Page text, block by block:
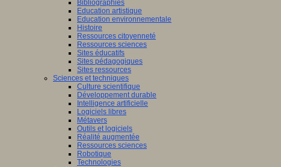
Bibliographies
Education artistique
Education environnementale
Histoire
Ressources citoyenneté
Ressources sciences
Sites éducatifs
Sites pédagogiques
Sites ressources
Sciences et techniques
Culture scientifique
Développement durable
Intelligence artificielle
Logiciels libres
Métavers
Outils et logiciels
Réalité augmentée
Ressources sciences
Robotique
Technologies